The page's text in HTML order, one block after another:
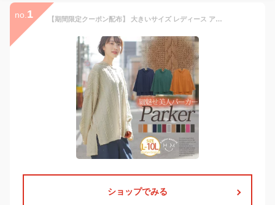
no. 1 【期間限定クーポン配布】 大きいサイズ レディース アウター | ぽっちゃりさんの為の！ ニットとカットのいいとこどり！ ゆるっと可愛い 細魅せ ケーブル ニットソー パーカー _ オリジナル LL 3L 4L 5L 6L 7L 8L 9L 10L ゆったり お腹 胸周り 腰周り [431807] 春
ショップでみる